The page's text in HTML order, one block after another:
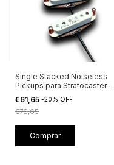
Single Stacked Noiseless
Pickups para Stratocaster -
Valhalla
€61,65 -20% OFF
€76,65
Comprar